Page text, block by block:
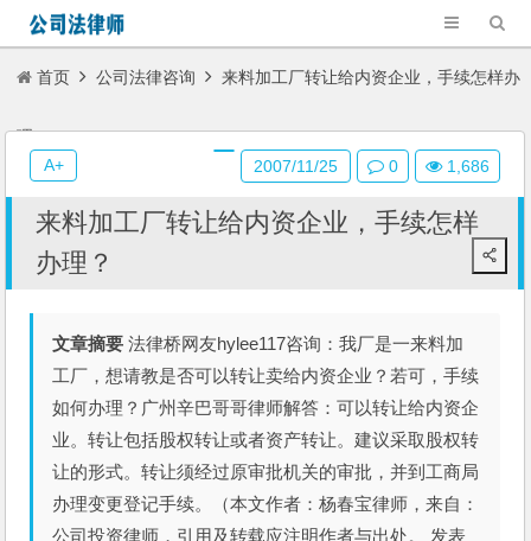
首页 公司法律咨询 来料加工厂转让给内资企业，手续怎样办
理？
来料加工厂转让给内资企业，手续怎样
办理？
文章摘要 法律桥网友hylee117咨询：我厂是一来料加
工厂，想请教是否可以转让卖给内资企业？若可，手续
如何办理？广州辛巴哥哥律师解答：可以转让给内资企
业。转让包括股权转让或者资产转让。建议采取股权转
让的形式。转让须经过原审批机关的审批，并到工商局
办理变更登记手续。（本文作者：杨春宝律师，来自：
公司投资律师，引用及转载应注明作者与出处。 发表
2007/11/25 0 1,686
A+